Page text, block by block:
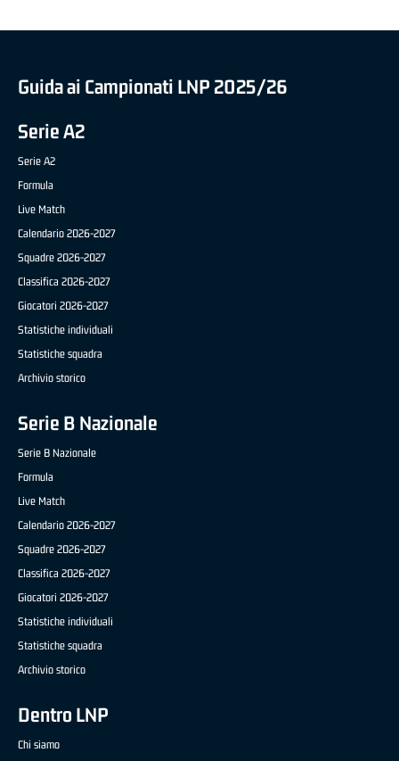
Guida ai Campionati LNP 2025/26
Serie A2
Serie A2
Formula
Live Match
Calendario 2026-2027
Squadre 2026-2027
Classifica 2026-2027
Giocatori 2026-2027
Statistiche individuali
Statistiche squadra
Archivio storico
Serie B Nazionale
Serie B Nazionale
Formula
Live Match
Calendario 2026-2027
Squadre 2026-2027
Classifica 2026-2027
Giocatori 2026-2027
Statistiche individuali
Statistiche squadra
Archivio storico
Dentro LNP
Chi siamo